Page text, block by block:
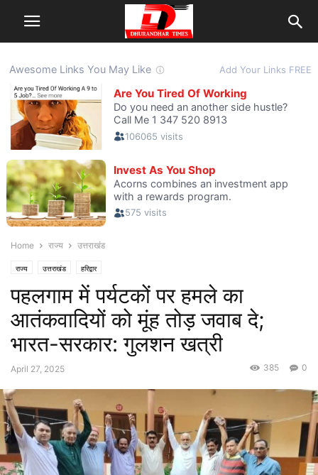
Home राज्य उत्तराखंड
राज्य उत्तराखंड हरिद्वार
पहलगाम में पर्यटकों पर हमले का
आतंकवादियों को मूंह तोड़ जवाब दे;
भारत-सरकार: गुलशन खत्री
April 27, 2025 0
385